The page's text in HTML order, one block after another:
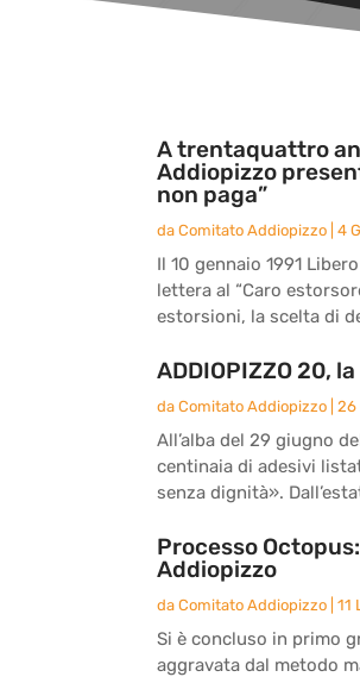
A trentaquattro
Addiopizzo
non paga”
da Comitato Addiopizzo 4
Il 10 gennaio 1991
lettera al “Caro
estorsioni, la scelta di
ADDIOPIZZO 20,
da Comitato Addiopizzo 26
All’alba del 29 giugno
centinaia di adesivi
senza dignità».
Processo
Addiopizzo
da Comitato Addiopizzo 11
Si è concluso in primo
aggravata dal metodo